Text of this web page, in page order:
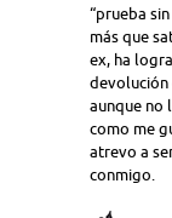
“prueba
más que
ex, ha
devolución
aunque no
como me
atrevo a
conmigo.